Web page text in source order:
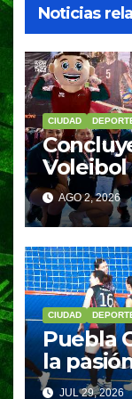
Noticias
CIUDAD
Voleibol
Capital
AGO 2, 2026
CIUDAD
Puebla
la
JUL 29, 2026